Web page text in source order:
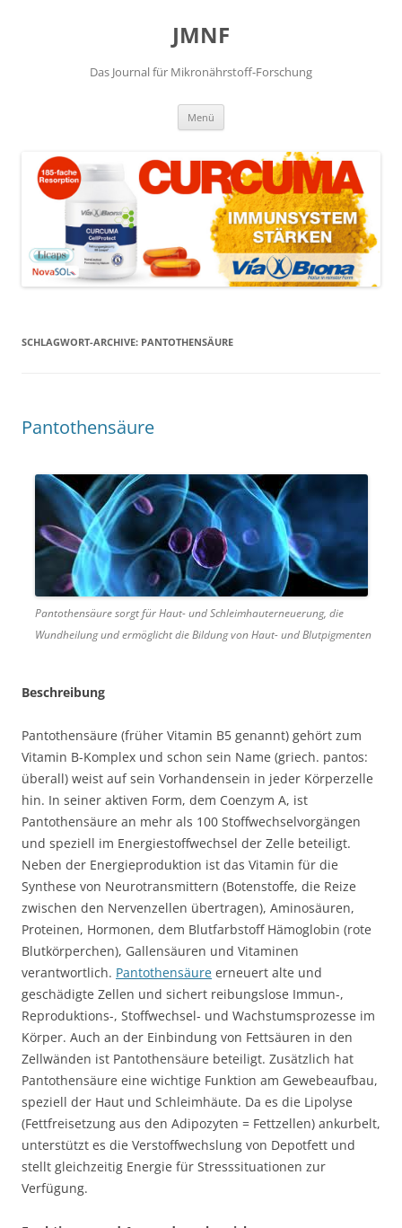
JMNF
Das Journal für Mikronährstoff-Forschung
Menü
SCHLAGWORT-ARCHIVE: PANTOTHENSÄURE
Pantothensäure
Pantothensäure sorgt für Haut- und Schleimhauterneuerung, die
Wundheilung und ermöglicht die Bildung von Haut- und Blutpigmenten
Beschreibung
Pantothensäure (früher Vitamin B5 genannt) gehört zum
Vitamin B-Komplex und schon sein Name (griech. pantos:
überall) weist auf sein Vorhandensein in jeder Körperzelle
hin. In seiner aktiven Form, dem Coenzym A, ist
Pantothensäure an mehr als 100 Stoffwechselvorgängen
und speziell im Energiestoffwechsel der Zelle beteiligt.
Neben der Energieproduktion ist das Vitamin für die
Synthese von Neurotransmittern (Botenstoffe, die Reize
zwischen den Nervenzellen übertragen), Aminosäuren,
Proteinen, Hormonen, dem Blutfarbstoff Hämoglobin (rote
Blutkörperchen), Gallensäuren und Vitaminen
verantwortlich. Pantothensäure erneuert alte und
geschädigte Zellen und sichert reibungslose Immun-,
Reproduktions-, Stoffwechsel- und Wachstumsprozesse im
Körper. Auch an der Einbindung von Fettsäuren in den
Zellwänden ist Pantothensäure beteiligt. Zusätzlich hat
Pantothensäure eine wichtige Funktion am Gewebeaufbau,
speziell der Haut und Schleimhäute. Da es die Lipolyse
(Fettfreisetzung aus den Adipozyten = Fettzellen) ankurbelt,
unterstützt es die Verstoffwechslung von Depotfett und
stellt gleichzeitig Energie für Stresssituationen zur
Verfügung.